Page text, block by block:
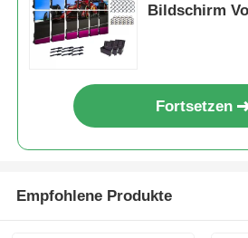
Bildschirm
Fortsetzen
Empfohlene Produkte